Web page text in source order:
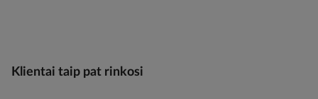
Klientai taip pat rinkosi